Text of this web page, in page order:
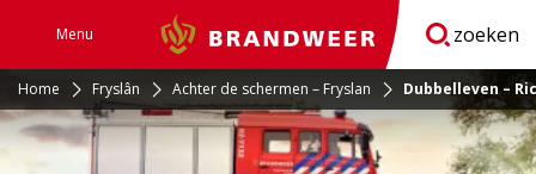
Menu Brandweer zoeken
Home Fryslân Achter de schermen – Fryslan Dubbelleven –